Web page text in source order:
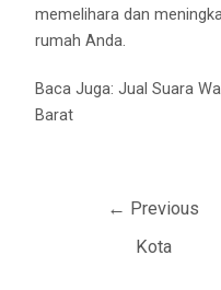
memelihara dan
rumah Anda.
Baca Juga:Jual Suara
Barat
← Previous
Kota